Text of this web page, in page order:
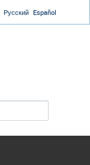
Русский Español